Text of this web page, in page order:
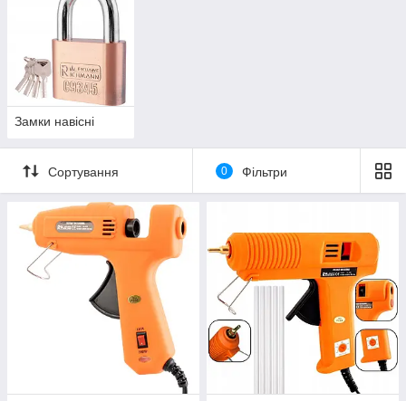
Замки навісні
Сортування 0 Фільтри